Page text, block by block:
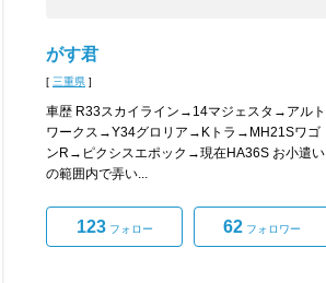
がす君
[ 三重県 ]
車歴 R33スカイライン→14マジェスタ→アルト
ワークス→Y34グロリア→Kトラ→MH21Sワゴ
ンR→ピクシスエポック→現在HA36S お小遣い
の範囲内で弄い...
123フォロー 62 フォロワー